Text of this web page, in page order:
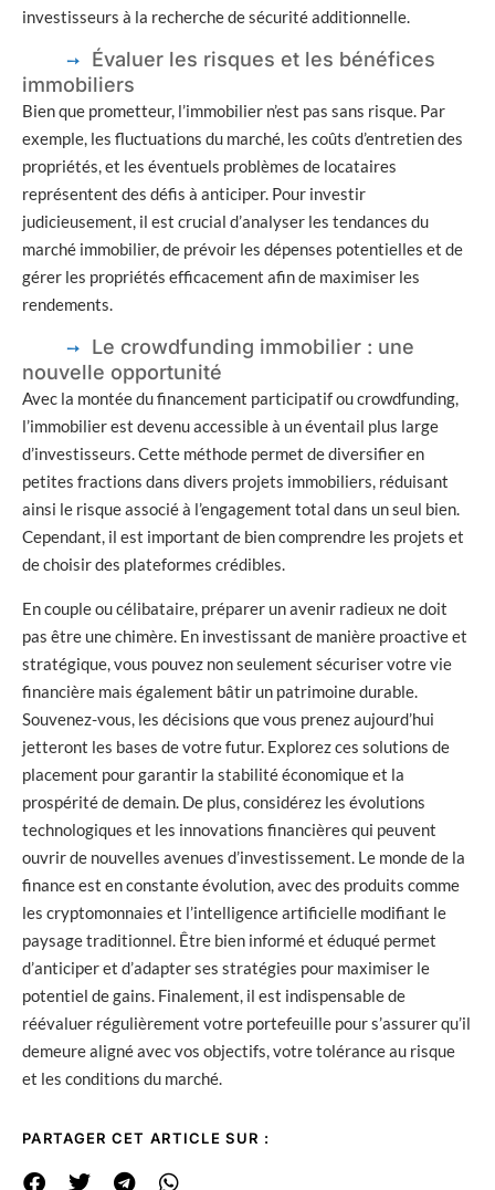
investisseurs à la recherche de sécurité additionnelle.
Évaluer les risques et les bénéfices
immobiliers
Bien que prometteur, l’immobilier n’est pas sans risque. Par
exemple, les fluctuations du marché, les coûts d’entretien des
propriétés, et les éventuels problèmes de locataires
représentent des défis à anticiper. Pour investir
judicieusement, il est crucial d’analyser les tendances du
marché immobilier, de prévoir les dépenses potentielles et de
gérer les propriétés efficacement afin de maximiser les
rendements.
Le crowdfunding immobilier : une
nouvelle opportunité
Avec la montée du financement participatif ou crowdfunding,
l’immobilier est devenu accessible à un éventail plus large
d’investisseurs. Cette méthode permet de diversifier en
petites fractions dans divers projets immobiliers, réduisant
ainsi le risque associé à l’engagement total dans un seul bien.
Cependant, il est important de bien comprendre les projets et
de choisir des plateformes crédibles.
En couple ou célibataire, préparer un avenir radieux ne doit
pas être une chimère. En investissant de manière proactive et
stratégique, vous pouvez non seulement sécuriser votre vie
financière mais également bâtir un patrimoine durable.
Souvenez-vous, les décisions que vous prenez aujourd’hui
jetteront les bases de votre futur. Explorez ces solutions de
placement pour garantir la stabilité économique et la
prospérité de demain. De plus, considérez les évolutions
technologiques et les innovations financières qui peuvent
ouvrir de nouvelles avenues d’investissement. Le monde de la
finance est en constante évolution, avec des produits comme
les cryptomonnaies et l’intelligence artificielle modifiant le
paysage traditionnel. Être bien informé et éduqué permet
d’anticiper et d’adapter ses stratégies pour maximiser le
potentiel de gains. Finalement, il est indispensable de
réévaluer régulièrement votre portefeuille pour s’assurer qu’il
demeure aligné avec vos objectifs, votre tolérance au risque
et les conditions du marché.
PARTAGER CET ARTICLE SUR :